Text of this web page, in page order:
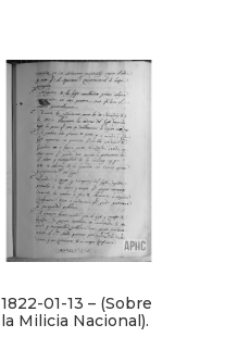
1822-01-13 – (Sobre
la Milicia Nacional).